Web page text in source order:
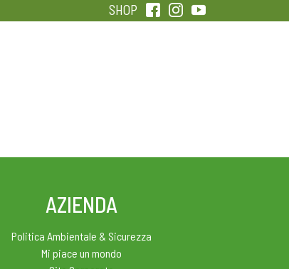
SHOP
AZIENDA
Politica Ambientale & Sicurezza
Mi piace un mondo